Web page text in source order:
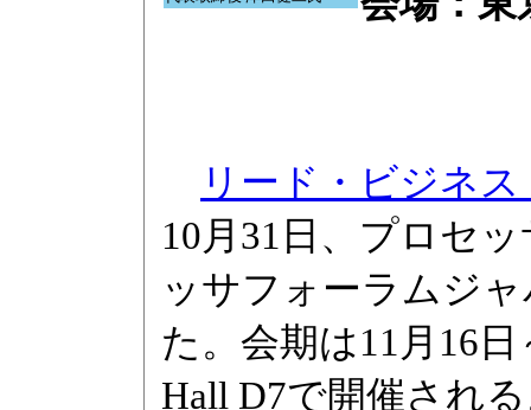
リード・ビジネ
10月31日、プロセ
ッサフォーラムジ
た。会期は11月16
Hall D7で開催され